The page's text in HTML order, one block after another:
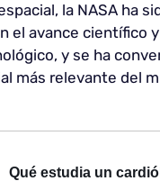
la NASA ha
el avance científico
y se ha
más relevante del
Qué estudia un